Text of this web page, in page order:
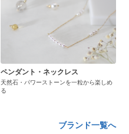
ペンダント・ネックレス
天然石・パワーストーンを一粒から楽しめ
る
ブランド一覧へ